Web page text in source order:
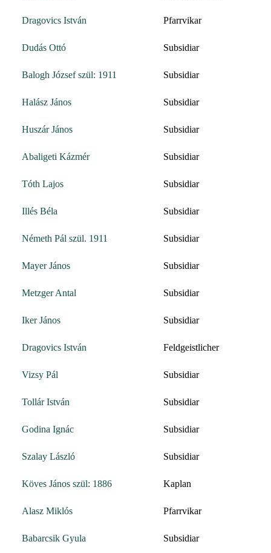
Dragovics István Pfarrvikar
Dudás Ottó Subsidiar
Balogh József szül: 1911 Subsidiar
Halász János Subsidiar
Huszár János Subsidiar
Abaligeti Kázmér Subsidiar
Tóth Lajos Subsidiar
Illés Béla Subsidiar
Németh Pál szül. 1911 Subsidiar
Mayer János Subsidiar
Metzger Antal Subsidiar
Iker János Subsidiar
Dragovics István Feldgeistlicher
Vizsy Pál Subsidiar
Tollár István Subsidiar
Godina Ignác Subsidiar
Szalay László Subsidiar
Köves János szül: 1886 Kaplan
Alasz Miklós Pfarrvikar
Babarcsik Gyula Subsidiar